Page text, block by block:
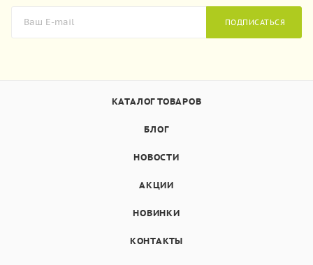
ПОДПИСАТЬСЯ
КАТАЛОГ ТОВАРОВ
БЛОГ
НОВОСТИ
АКЦИИ
НОВИНКИ
КОНТАКТЫ